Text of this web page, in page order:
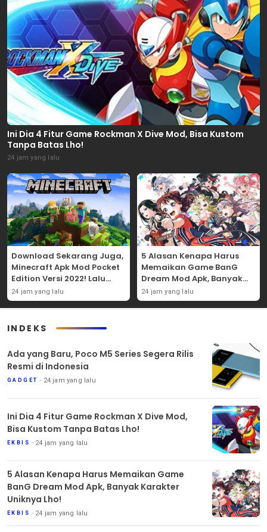
Ini Dia 4 Fitur Game Rockman X Dive Mod, Bisa Kustom
Tanpa Batas Lho!
24 jam yang lalu
Download Sekarang Juga,
Minecraft Apk Mod Pocket
Edition Versi 2022! Lalu
Nikmati 5 Fitur
Menariknya!
24 jam yang lalu
5 Alasan Kenapa Harus
Memaikan Game BanG
Dream Mod Apk, Banyak
Karakter Uniknya Lho!
24 jam yang lalu
INDEKS
Ada yang Baru, Poco M5 Series Segera Rilis
Resmi di Indonesia
GADGET 24 jam yang lalu
Ini Dia 4 Fitur Game Rockman X Dive Mod,
Bisa Kustom Tanpa Batas Lho!
EKBIS 24 jam yang lalu
5 Alasan Kenapa Harus Memaikan Game
BanG Dream Mod Apk, Banyak Karakter
Uniknya Lho!
EKBIS 24 jam yang lalu